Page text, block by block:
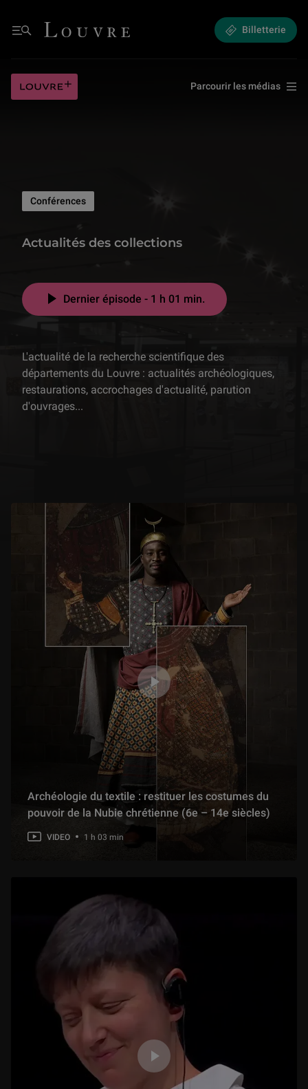
Menu
Louvre - Retour à l'accueil Billetterie
Parcourir les médias
Actualités des collections
Conférences
Dernier épisode - 1 h 01 min.
L'actualité de la recherche scientifique des
départements du Louvre : actualités archéologiques,
restaurations, accrochages d'actualité, parution
d'ouvrages...
Archéologie du textile : restituer les costumes du
pouvoir de la Nubie chrétienne (6e – 14e siècles)
VIDEO 1 h 03 min